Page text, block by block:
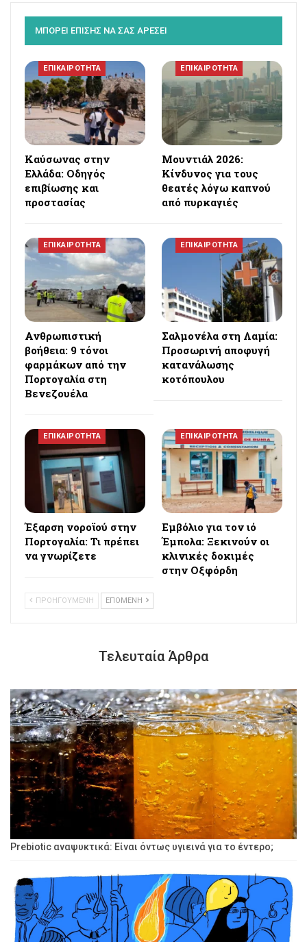
ΜΠΟΡΕΙ ΕΠΙΣΗΣ ΝΑ ΣΑΣ ΑΡΕΣΕΙ
ΕΠΙΚΑΙΡΟΤΗΤΑ
Καύσωνας στην
Ελλάδα: Οδηγός
επιβίωσης και
προστασίας
ΕΠΙΚΑΙΡΟΤΗΤΑ
Μουντιάλ 2026:
Κίνδυνος για τους
θεατές λόγω καπνού
από πυρκαγιές
ΕΠΙΚΑΙΡΟΤΗΤΑ
Ανθρωπιστική
βοήθεια: 9 τόνοι
φαρμάκων από την
Πορτογαλία στη
Βενεζουέλα
ΕΠΙΚΑΙΡΟΤΗΤΑ
Σαλμονέλα στη Λαμία:
Προσωρινή αποφυγή
κατανάλωσης
κοτόπουλου
ΕΠΙΚΑΙΡΟΤΗΤΑ
Έξαρση νοροϊού στην
Πορτογαλία: Τι πρέπει
να γνωρίζετε
ΕΠΙΚΑΙΡΟΤΗΤΑ
Εμβόλιο για τον ιό
Έμπολα: Ξεκινούν οι
κλινικές δοκιμές
στην Οξφόρδη
ΠΡΟΗΓΟΥΜΕΝΗ ΕΠΟΜΕΝΗ
Τελευταία Άρθρα
Prebiotic αναψυκτικά: Είναι όντως υγιεινά για το έντερο;